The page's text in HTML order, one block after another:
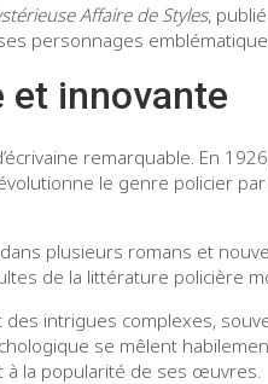
Affaire de Styles,
personnages
et innovante
remarquable. En
le genre policier
plusieurs romans et
de la littérature policière
intrigues complexes,
se mêlent
la popularité de ses œuvres.